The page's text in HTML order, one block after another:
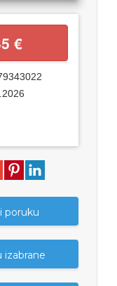
€
poruku
izabrane